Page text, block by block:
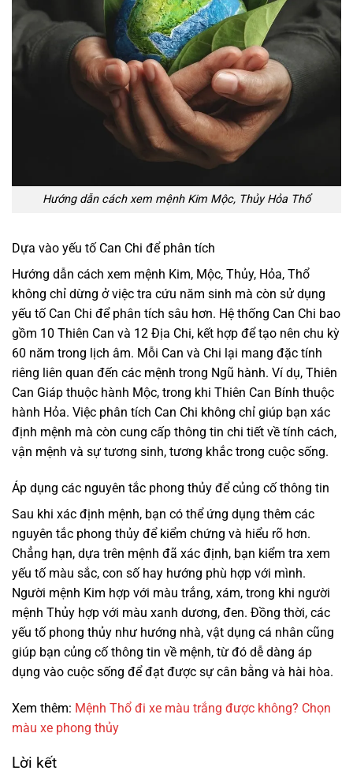
Hướng dẫn cách xem mệnh Kim Mộc, Thủy Hỏa Thổ
Dựa vào yếu tố Can Chi để phân tích
Hướng dẫn cách xem mệnh Kim, Mộc, Thủy, Hỏa, Thổ
không chỉ dừng ở việc tra cứu năm sinh mà còn sử dụng
yếu tố Can Chi để phân tích sâu hơn. Hệ thống Can Chi bao
gồm 10 Thiên Can và 12 Địa Chi, kết hợp để tạo nên chu kỳ
60 năm trong lịch âm. Mỗi Can và Chi lại mang đặc tính
riêng liên quan đến các mệnh trong Ngũ hành. Ví dụ, Thiên
Can Giáp thuộc hành Mộc, trong khi Thiên Can Bính thuộc
hành Hỏa. Việc phân tích Can Chi không chỉ giúp bạn xác
định mệnh mà còn cung cấp thông tin chi tiết về tính cách,
vận mệnh và sự tương sinh, tương khắc trong cuộc sống.
Áp dụng các nguyên tắc phong thủy để củng cố thông tin
Sau khi xác định mệnh, bạn có thể ứng dụng thêm các
nguyên tắc phong thủy để kiểm chứng và hiểu rõ hơn.
Chẳng hạn, dựa trên mệnh đã xác định, bạn kiểm tra xem
yếu tố màu sắc, con số hay hướng phù hợp với mình.
Người mệnh Kim hợp với màu trắng, xám, trong khi người
mệnh Thủy hợp với màu xanh dương, đen. Đồng thời, các
yếu tố phong thủy như hướng nhà, vật dụng cá nhân cũng
giúp bạn củng cố thông tin về mệnh, từ đó dễ dàng áp
dụng vào cuộc sống để đạt được sự cân bằng và hài hòa.
Xem thêm: Mệnh Thổ đi xe màu trắng được không? Chọn
màu xe phong thủy
Lời kết